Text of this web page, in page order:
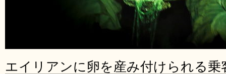
エイリアンに卵を産み付けられる乗